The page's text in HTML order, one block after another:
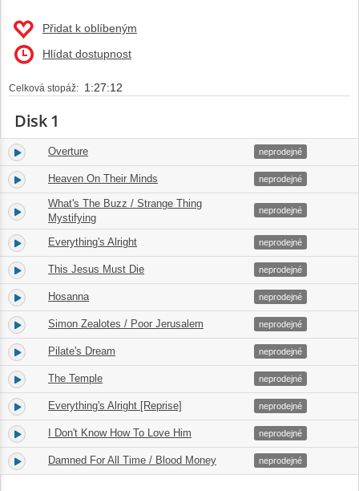
Přidat k oblíbeným
Hlídat dostupnost
Celková stopáž: 1:27:12
Disk 1
1. Overture 03:59
neprodejné
2. Heaven On Their Minds 04:22
neprodejné
3.
What's The Buzz / Strange Thing
Mystifying
04:14
neprodejné
4. Everything's Alright 05:15
neprodejné
5. This Jesus Must Die 03:35
neprodejné
6. Hosanna 02:09
neprodejné
7. Simon Zealotes / Poor Jerusalem 04:48
neprodejné
8. Pilate's Dream 01:29
neprodejné
9. The Temple 04:44
neprodejné
10. Everything's Alright [Reprise] 00:29
neprodejné
11. I Don't Know How To Love Him 03:41
neprodejné
12. Damned For All Time / Blood Money 05:10
neprodejné